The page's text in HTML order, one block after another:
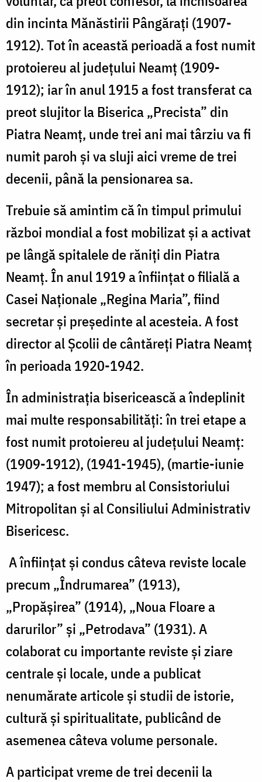
din incinta Mănăstirii Pângărați (1907-
1912). Tot în această perioadă a fost numit
protoiereu al județului Neamț (1909-
1912); iar în anul 1915 a fost transferat ca
preot slujitor la Biserica „Precista” din
Piatra Neamț, unde trei ani mai târziu va fi
numit paroh și va sluji aici vreme de trei
decenii, până la pensionarea sa.
Trebuie să amintim că în timpul primului
război mondial a fost mobilizat și a activat
pe lângă spitalele de răniți din Piatra
Neamț. În anul 1919 a înființat o filială a
Casei Naționale „Regina Maria”, fiind
secretar și președinte al acesteia. A fost
director al Școlii de cântăreți Piatra Neamț
în perioada 1920-1942.
În administrația bisericească a îndeplinit
mai multe responsabilități: în trei etape a
fost numit protoiereu al județului Neamț:
(1909-1912), (1941-1945), (martie-iunie
1947); a fost membru al Consistoriului
Mitropolitan și al Consiliului Administrativ
Bisericesc.
A înființat și condus câteva reviste locale
precum „Îndrumarea” (1913),
„Propășirea” (1914), „Noua Floare a
darurilor” și „Petrodava” (1931). A
colaborat cu importante reviste și ziare
centrale și locale, unde a publicat
nenumărate articole și studii de istorie,
cultură și spiritualitate, publicând de
asemenea câteva volume personale.
A participat vreme de trei decenii la